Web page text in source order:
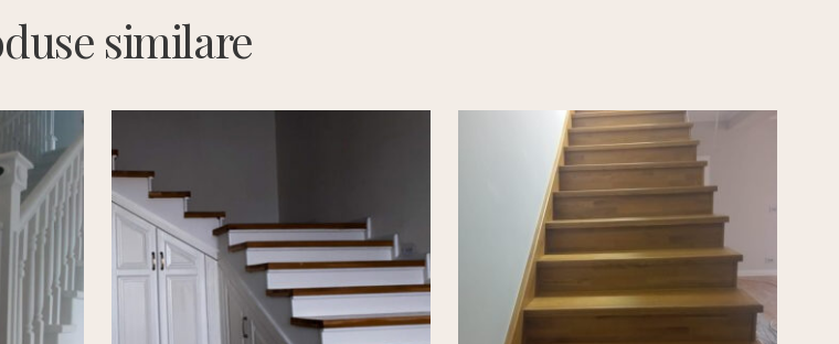
similare